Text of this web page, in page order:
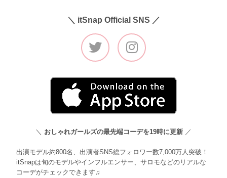
＼ itSnap Official SNS ／
＼ おしゃれガールズの最先端コーデを19時に更新 ／
出演モデル約800名、出演者SNS総フォロワー数7,000万人突破！
itSnapは旬のモデルやインフルエンサー、サロモなどのリアルな
コーデがチェックできます♫